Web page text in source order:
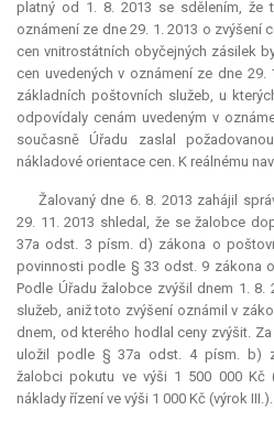
platný od 1. 8. 2013 se sdělením, že
oznámení ze dne 29. 1. 2013 o zvýšení
cen vnitrostátních obyčejných zásilek
cen uvedených v oznámení ze dne
základních poštovních služeb, u
odpovídaly cenám uvedeným v
současně Úřadu zaslal
nákladové orientace cen. K reálnému
Žalovaný dne 6. 8. 2013 zahájil
29. 11. 2013 shledal, že se žalobce
37a odst. 3 písm. d) zákona o
povinnosti podle § 33 odst. 9 zákona
Podle Úřadu žalobce zvýšil dnem 1. 8.
služeb, aniž toto zvýšení oznámil v
dnem, od kterého hodlal ceny zvýšit.
uložil podle § 37a odst. 4 písm. b)
žalobci pokutu ve výši 1 500 000 Kč
náklady řízení ve výši 1 000 Kč (výrok III.).